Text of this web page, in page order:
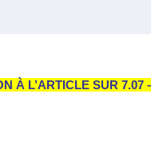
À L’ARTICLE SUR